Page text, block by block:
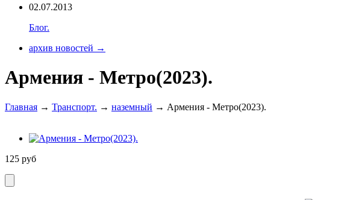
02.07.2013
Блог.
архив новостей →
Армения - Метро(2023).
Главная → Транспорт. → наземный → Армения - Метро(2023).
125 руб